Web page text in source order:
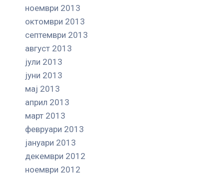
ноември 2013
октомври 2013
септември 2013
август 2013
јули 2013
јуни 2013
мај 2013
април 2013
март 2013
февруари 2013
јануари 2013
декември 2012
ноември 2012